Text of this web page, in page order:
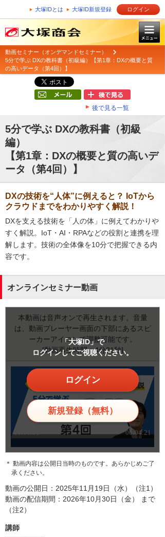
大塚IDとは 大塚ID新規登録 ログイン
動画セミナー（オンデマンドセミナー）
5分で学ぶ DXの教科書（初級編）【第1章：DXの概要と質
の高いデータ（第4回）】
後で見る一覧
5分で学ぶ DXの教科書（初級
編）
【第1章：DXの概要と質の高いデ
ータ（第4回）】
DXの技術を“人体”に例えると？ IoTから
クラウドまでをわかりやすく解説！
DXを支える技術を「人の体」に例えてわかりや
すく解説。IoT・AI・RPAなどの役割と連携を理
解します。技術の全体像を10分で把握できる内
容です。
オンラインセミナー動画
本動画は音声オンで再生されます。音量
は、動画プレーヤー画面の下部にあるスピ
ーカーアイコンで調整可能です。
[動画再生時間：4分21秒]
「大塚ID」で
ログインしてご視聴ください。
ログイン
新規登録（無料）
＊ 動画内容は公開日当時のものです。あらかじめご了
承ください。
動画の公開日：2025年11月19日（水）（注1）
動画の配信期間：2026年10月30日（金） まで
（注2）
講師